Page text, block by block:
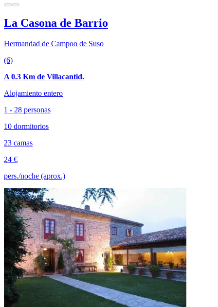
La Casona de Barrio
Hermandad de Campoo de Suso
(6)
A 0.3 Km de Villacantid.
Alojamiento entero
1 - 28 personas
10 dormitorios
23 camas
24 €
pers./noche (aprox.)